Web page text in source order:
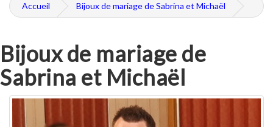
Accueil Bijoux de mariage de Sabrina et Michaël
Bijoux de mariage de
Sabrina et Michaël